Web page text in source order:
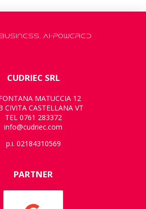
AI-POWERED
CUDRIEC SRL
MATUCCIA 12
CIVITA CASTELLANA VT
TEL 0761 283372
info@cudriec.com
p.i. 02184310569
PARTNER